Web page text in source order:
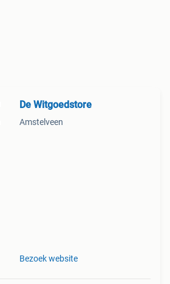
De Witgoedstore
Amstelveen
Bezoek website